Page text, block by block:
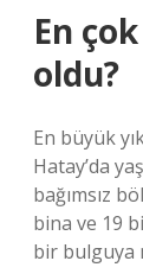
En
oldu?
En büyük
Hatay’da
bağımsız
bina ve 19
bir bulguya